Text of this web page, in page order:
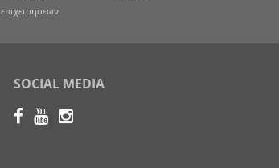
επιχειρησεων
SOCIAL MEDIA